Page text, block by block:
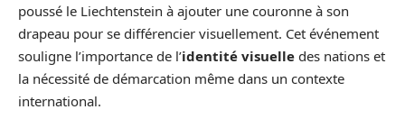
poussé le Liechtenstein à ajouter une couronne à son
drapeau pour se différencier visuellement. Cet événement
souligne l’importance de l’identité visuelle des nations et
la nécessité de démarcation même dans un contexte
international.